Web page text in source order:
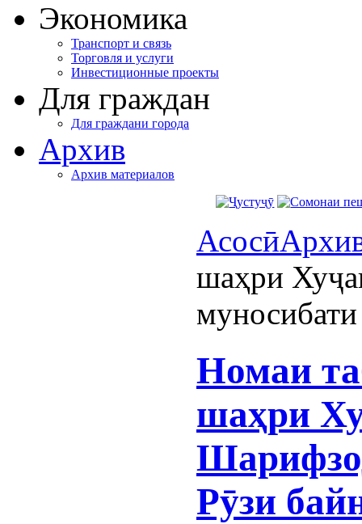
Экономика
Транспорт и связь
Торговля и услуги
Инвестиционные проекты
Для граждан
Для граждани города
Архив
Архив материалов
Асосӣ
шаҳри
Номаи
шаҳри
Рӯзи